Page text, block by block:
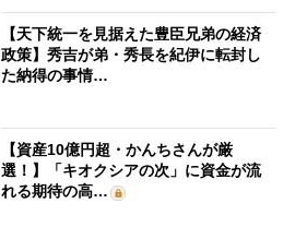
【天下統一を見据えた豊臣兄弟の経済
政策】秀吉が弟・秀長を紀伊に転封し
た納得の事情…
【資産10億円超・かんちさんが厳
選！】「キオクシアの次」に資金が流
れる期待の高…